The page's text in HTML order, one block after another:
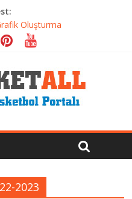
Oluşturma
Dramatik Evrimi
Gerçek Şampiyon Kim?
Artıran Bilimsel
2023